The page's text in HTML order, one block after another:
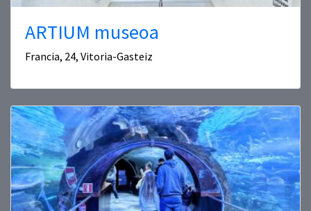
ARTIUM museoa
Francia, 24, Vitoria-Gasteiz